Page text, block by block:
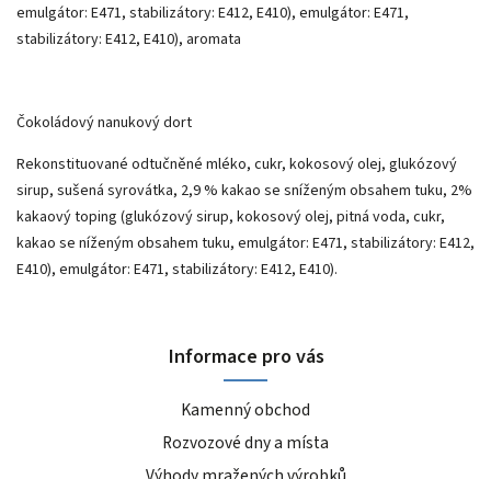
emulgátor: E471, stabilizátory: E412, E410), emulgátor: E471,
stabilizátory: E412, E410), aromata
Čokoládový nanukový dort
Rekonstituované odtučněné mléko, cukr, kokosový olej, glukózový
sirup, sušená syrovátka, 2,9 % kakao se sníženým obsahem tuku, 2%
kakaový toping (glukózový sirup, kokosový olej, pitná voda, cukr,
kakao se níženým obsahem tuku, emulgátor: E471, stabilizátory: E412,
E410), emulgátor: E471, stabilizátory: E412, E410).
Informace pro vás
Kamenný obchod
Rozvozové dny a místa